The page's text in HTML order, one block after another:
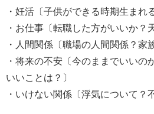
・妊活〔子供ができる時期生まれ
・お仕事〔転職した方がいいか？
・人間関係 〔職場の人間関係？家
・将来の不安 〔今のままでいいの
いいことは？〕
・いけない関係 〔浮気について？